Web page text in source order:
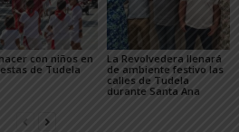
con niños en
de Tudela
La Revolvedera llenará
de ambiente festivo las
calles de Tudela
durante Santa Ana